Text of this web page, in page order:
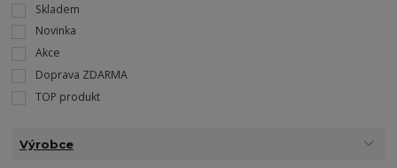
Skladem
Novinka
Akce
Doprava ZDARMA
TOP produkt
Výrobce